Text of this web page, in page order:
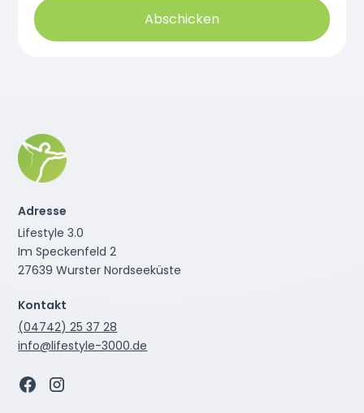
Adresse
Lifestyle 3.0
Im Speckenfeld 2
27639 Wurster Nordseeküste
Kontakt
(04742) 25 37 28
info@lifestyle-3000.de